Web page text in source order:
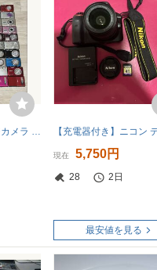
(All Nikon) 62台 デジカメラ まとめ【動作未確認】
現在 5,750円
28 2日
最安値を見る